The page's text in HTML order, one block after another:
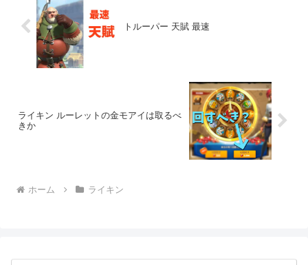
トルーパー 天賦 最速
ライキン ルーレットの金モアイは取るべ
きか
ホーム ライキン